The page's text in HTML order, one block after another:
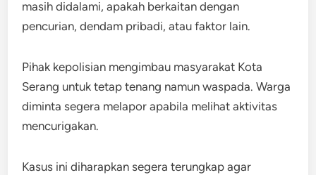
masih didalami, apakah berkaitan dengan
pencurian, dendam pribadi, atau faktor lain.
Pihak kepolisian mengimbau masyarakat Kota
Serang untuk tetap tenang namun waspada. Warga
diminta segera melapor apabila melihat aktivitas
mencurigakan.
Kasus ini diharapkan segera terungkap agar